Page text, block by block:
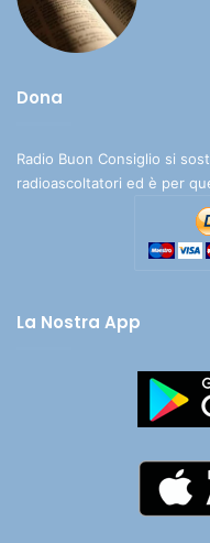
Dona
Radio Buon Consiglio si
radioascoltatori ed è per
La Nostra App